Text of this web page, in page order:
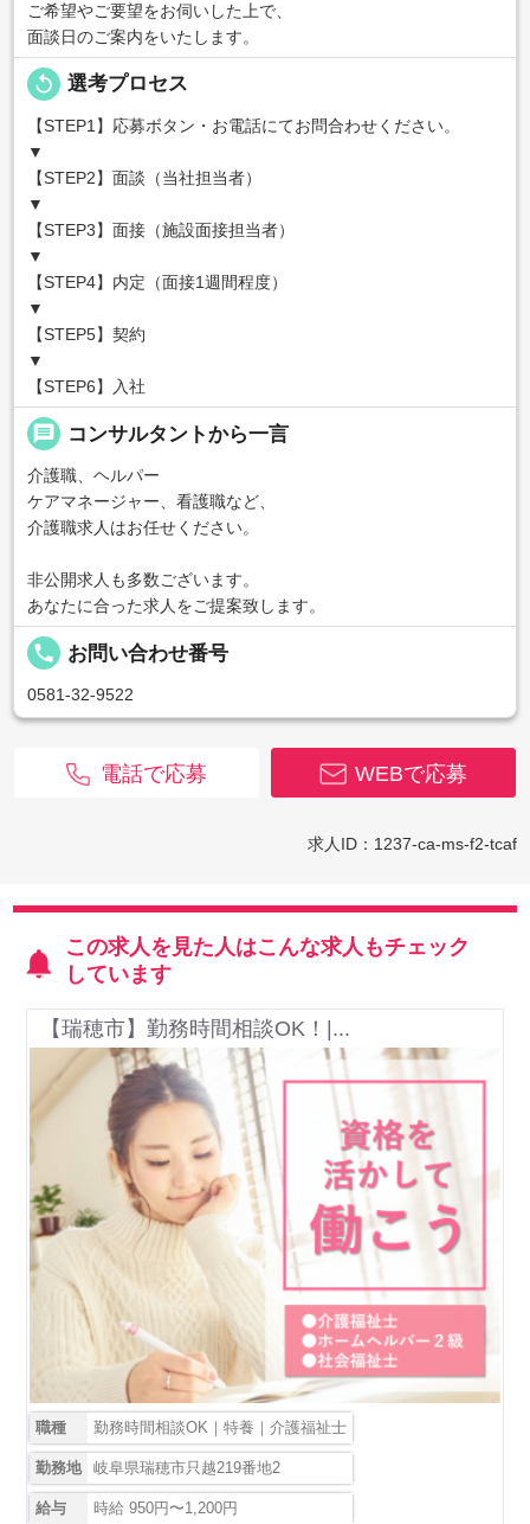
ご希望やご要望をお伺いした上で、
面談日のご案内をいたします。
replay 選考プロセス
【STEP1】応募ボタン・お電話にてお問合わせください。
▼
【STEP2】面談（当社担当者）
▼
【STEP3】面接（施設面接担当者）
▼
【STEP4】内定（面接1週間程度）
▼
【STEP5】契約
▼
【STEP6】入社
message コンサルタントから一言
介護職、ヘルパー
ケアマネージャー、看護職など、
介護職求人はお任せください。
非公開求人も多数ございます。
あなたに合った求人をご提案致します。
local_phone お問い合わせ番号
0581-32-9522
WEBで応募
電話で応募
求人ID：1237-ca-ms-f2-tcaf
この求人を見た人はこんな求人もチェック
しています
【瑞穂市】勤務時間相談OK！|...
職種 勤務時間相談OK｜特養｜介護福祉士
勤務地 岐阜県瑞穂市只越219番地2
給与 時給 950円〜1,200円